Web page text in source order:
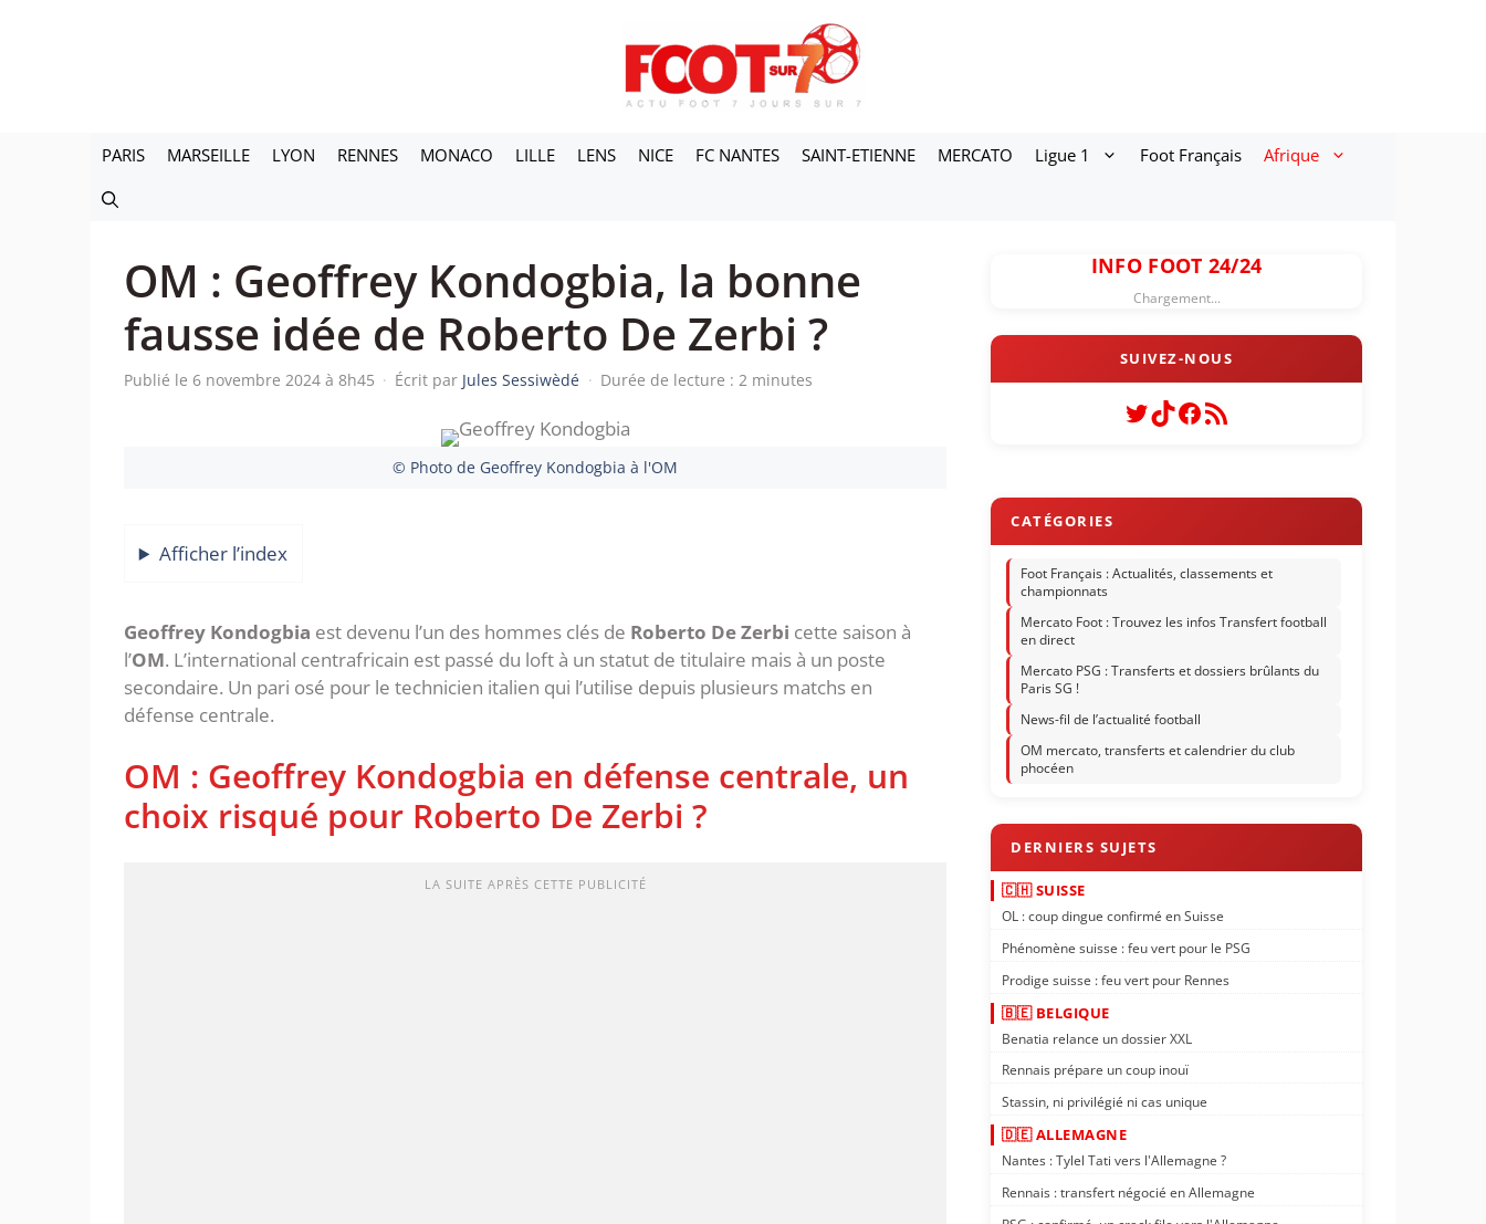
PARIS MARSEILLE LYON RENNES MONACO LILLE LENS NICE FC NANTES SAINT-ETIENNE MERCATO Ligue 1 Foot Français Afrique
OM : Geoffrey Kondogbia, la bonne
fausse idée de Roberto De Zerbi ?
Publié le 6 novembre 2024 à 8h45 · Écrit par Jules Sessiwèdé · Durée de lecture : 2 minutes
© Photo de Geoffrey Kondogbia à l'OM
Afficher l’index
Geoffrey Kondogbia est devenu l’un des hommes clés de Roberto De Zerbi cette saison à
l’OM. L’international centrafricain est passé du loft à un statut de titulaire mais à un poste
secondaire. Un pari osé pour le technicien italien qui l’utilise depuis plusieurs matchs en
défense centrale.
OM : Geoffrey Kondogbia en défense centrale, un
choix risqué pour Roberto De Zerbi ?
LA SUITE APRÈS CETTE PUBLICITÉ
INFO FOOT 24/24
Chargement...
Twitter
TikTok
Facebook
Flux RSS
Foot Français : Actualités, classements et
championnats
Mercato Foot : Trouvez les infos Transfert football
en direct
Mercato PSG : Transferts et dossiers brûlants du
Paris SG !
News-fil de l’actualité football
OM mercato, transferts et calendrier du club
phocéen
🇨🇭 SUISSE
OL : coup dingue confirmé en Suisse
Phénomène suisse : feu vert pour le PSG
Prodige suisse : feu vert pour Rennes
🇧🇪 BELGIQUE
Benatia relance un dossier XXL
Rennais prépare un coup inouï
Stassin, ni privilégié ni cas unique
🇩🇪 ALLEMAGNE
Nantes : Tylel Tati vers l'Allemagne ?
Rennais : transfert négocié en Allemagne